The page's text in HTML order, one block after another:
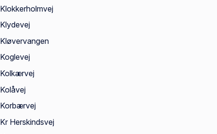
Klokkerholmvej
Klydevej
Kløvervangen
Koglevej
Kolkærvej
Kolåvej
Korbærvej
Kr Herskindsvej